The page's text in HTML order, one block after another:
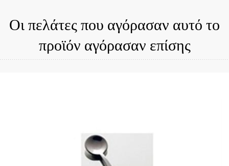
Οι πελάτες που αγόρασαν αυτό το
προϊόν αγόρασαν επίσης